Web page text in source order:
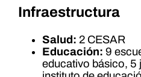
Infraestructura
Salud: 2 CESAR
Educación: 9
educativo básico, 5